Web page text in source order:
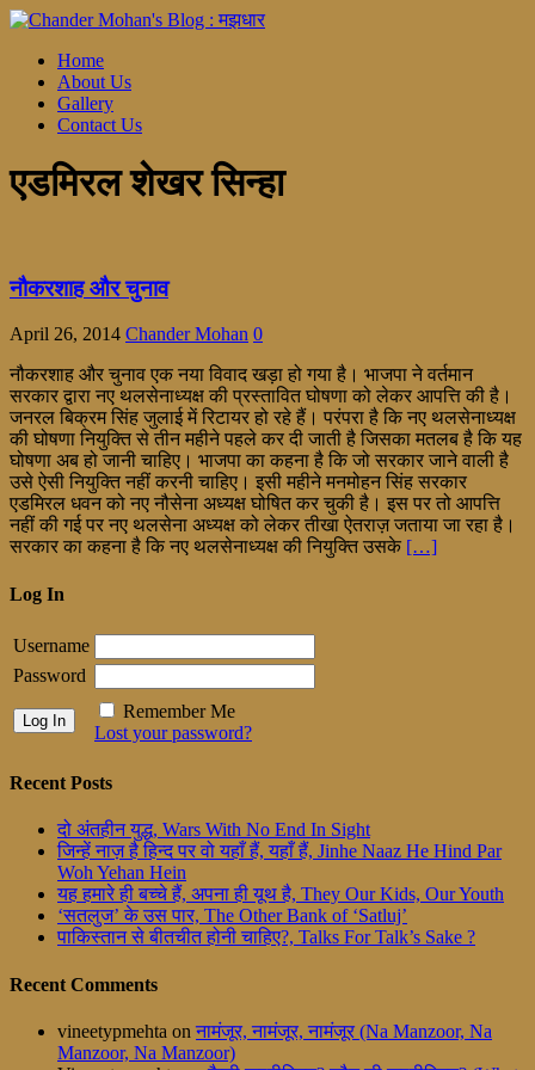
Home
About Us
Gallery
Contact Us
एडमिरल शेखर सिन्हा
नौकरशाह और चुनाव
April 26, 2014 Chander Mohan 0
नौकरशाह और चुनाव एक नया विवाद खड़ा हो गया है। भाजपा ने वर्तमान
सरकार द्वारा नए थलसेनाध्यक्ष की प्रस्तावित घोषणा को लेकर आपत्ति की है।
जनरल बिक्रम सिंह जुलाई में रिटायर हो रहे हैं। परंपरा है कि नए थलसेनाध्यक्ष
की घोषणा नियुक्ति से तीन महीने पहले कर दी जाती है जिसका मतलब है कि यह
घोषणा अब हो जानी चाहिए। भाजपा का कहना है कि जो सरकार जाने वाली है
उसे ऐसी नियुक्ति नहीं करनी चाहिए। इसी महीने मनमोहन सिंह सरकार
एडमिरल धवन को नए नौसेना अध्यक्ष घोषित कर चुकी है। इस पर तो आपत्ति
नहीं की गई पर नए थलसेना अध्यक्ष को लेकर तीखा ऐतराज़ जताया जा रहा है।
सरकार का कहना है कि नए थलसेनाध्यक्ष की नियुक्ति उसके […]
Log In
Username
Password
Remember Me
Lost your password?
Recent Posts
दो अंतहीन युद्ध, Wars With No End In Sight
जिन्हें नाज़ है हिन्द पर वो यहाँ हैं, यहाँ हैं, Jinhe Naaz He Hind Par
Woh Yehan Hein
यह हमारे ही बच्चे हैं, अपना ही यूथ है, They Our Kids, Our Youth
‘सतलुज’ के उस पार, The Other Bank of ‘Satluj’
पाकिस्तान से बीतचीत होनी चाहिए?, Talks For Talk’s Sake ?
Recent Comments
vineetypmehta on नामंजूर, नामंजूर, नामंजूर (Na Manzoor, Na
Manzoor, Na Manzoor)